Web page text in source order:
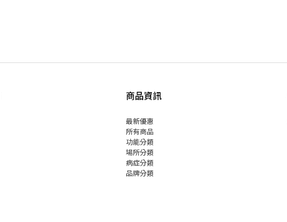
商品資訊
最新優惠
所有商品
功能分類
場所分類
病症分類
品牌分類